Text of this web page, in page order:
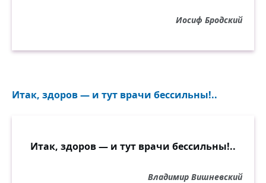
Иосиф Бродский
Итак, здоров — и тут врачи бессильны!..
Итак, здоров — и тут врачи бессильны!..
Владимир Вишневский